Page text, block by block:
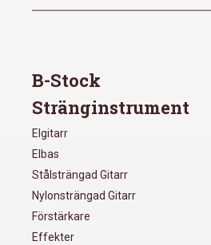
B-Stock
Stränginstrument
Elgitarr
Elbas
Stålsträngad Gitarr
Nylonsträngad Gitarr
Förstärkare
Effekter